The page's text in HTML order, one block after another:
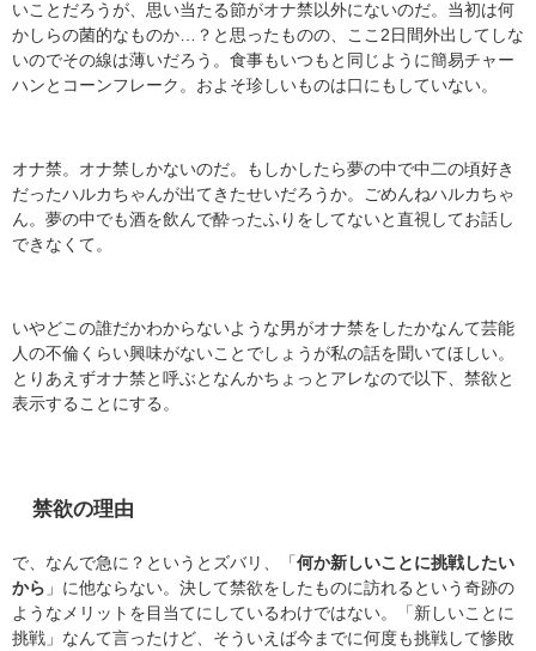
いことだろうが、思い当たる節がオナ禁以外にないのだ。当初は何
かしらの菌的なものか…？と思ったものの、ここ2日間外出してしな
いのでその線は薄いだろう。食事もいつもと同じように簡易チャー
ハンとコーンフレーク。およそ珍しいものは口にもしていない。
オナ禁。オナ禁しかないのだ。もしかしたら夢の中で中二の頃好き
だったハルカちゃんが出てきたせいだろうか。ごめんねハルカちゃ
ん。夢の中でも酒を飲んで酔ったふりをしてないと直視してお話し
できなくて。
いやどこの誰だかわからないような男がオナ禁をしたかなんて芸能
人の不倫くらい興味がないことでしょうが私の話を聞いてほしい。
とりあえずオナ禁と呼ぶとなんかちょっとアレなので以下、禁欲と
表示することにする。
禁欲の理由
で、なんで急に？というとズバリ、「 何か新しいことに挑戦したい
から 」に他ならない。決して禁欲をしたものに訪れるという奇跡の
ようなメリットを目当てにしているわけではない。「新しいことに
挑戦」なんて言ったけど、そういえば今までに何度も挑戦して惨敗